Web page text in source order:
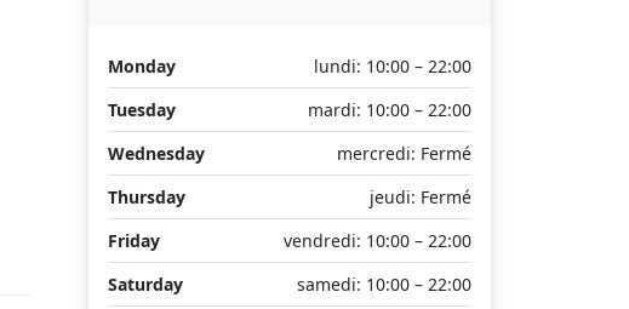
Monday
lundi: 10:00 – 22:00
Tuesday
mardi: 10:00 – 22:00
Wednesday
mercredi: Fermé
Thursday
jeudi: Fermé
Friday
vendredi: 10:00 – 22:00
Saturday
samedi: 10:00 – 22:00